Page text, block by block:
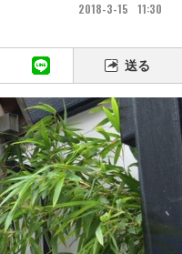
2018 3 15 11 30
送る